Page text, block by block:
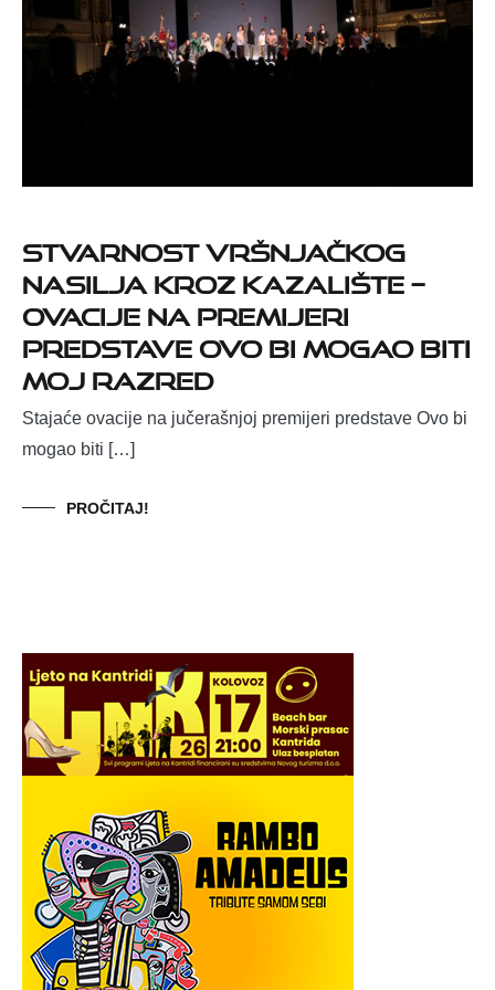
Stvarnost vršnjačkog
nasilja kroz kazalište –
Ovacije na premijeri
predstave Ovo bi mogao biti
moj razred
Stajaće ovacije na jučerašnjoj premijeri predstave Ovo bi
mogao biti […]
PROČITAJ!